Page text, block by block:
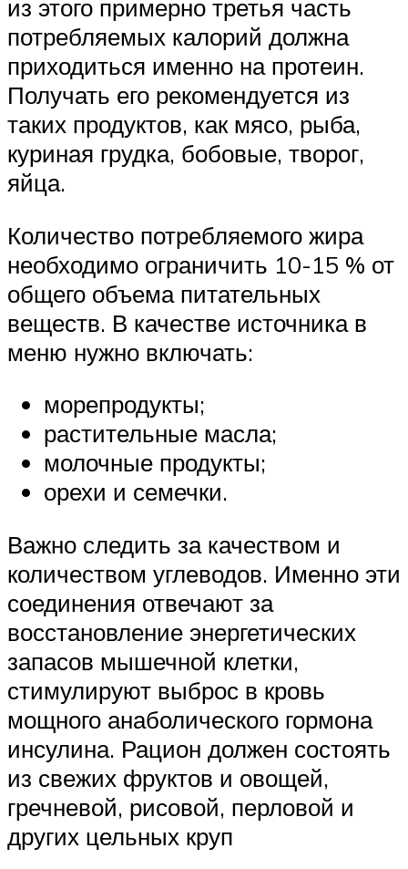
из этого примерно третья часть
потребляемых калорий должна
приходиться именно на протеин.
Получать его рекомендуется из
таких продуктов, как мясо, рыба,
куриная грудка, бобовые, творог,
яйца.
Количество потребляемого жира
необходимо ограничить 10-15 % от
общего объема питательных
веществ. В качестве источника в
меню нужно включать:
морепродукты;
растительные масла;
молочные продукты;
орехи и семечки.
Важно следить за качеством и
количеством углеводов. Именно эти
соединения отвечают за
восстановление энергетических
запасов мышечной клетки,
стимулируют выброс в кровь
мощного анаболического гормона
инсулина. Рацион должен состоять
из свежих фруктов и овощей,
гречневой, рисовой, перловой и
других цельных круп